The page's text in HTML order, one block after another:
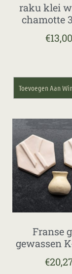
raku klei
chamotte
€13,00
Toevoegen Aan
Franse
gewassen
€